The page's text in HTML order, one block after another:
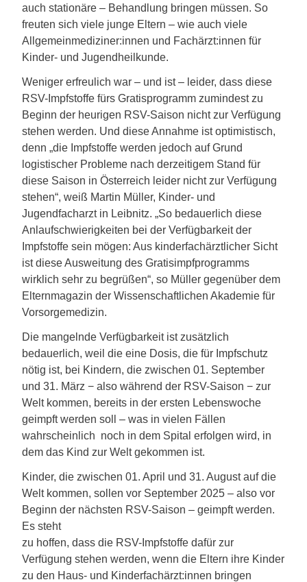
auch stationäre – Behandlung bringen müssen. So
freuten sich viele junge Eltern – wie auch viele
Allgemeinmediziner:innen und Fachärzt:innen für
Kinder- und Jugendheilkunde.
Weniger erfreulich war – und ist – leider, dass diese
RSV-Impfstoffe fürs Gratisprogramm zumindest zu
Beginn der heurigen RSV-Saison nicht zur Verfügung
stehen werden. Und diese Annahme ist optimistisch,
denn „die Impfstoffe werden jedoch auf Grund
logistischer Probleme nach derzeitigem Stand für
diese Saison in Österreich leider nicht zur Verfügung
stehen“, weiß Martin Müller, Kinder- und
Jugendfacharzt in Leibnitz. „So bedauerlich diese
Anlaufschwierigkeiten bei der Verfügbarkeit der
Impfstoffe sein mögen: Aus kinderfachärztlicher Sicht
ist diese Ausweitung des Gratisimpfprogramms
wirklich sehr zu begrüßen“, so Müller gegenüber dem
Elternmagazin der Wissenschaftlichen Akademie für
Vorsorgemedizin.
Die mangelnde Verfügbarkeit ist zusätzlich
bedauerlich, weil die eine Dosis, die für Impfschutz
nötig ist, bei Kindern, die zwischen 01. September
und 31. März − also während der RSV-Saison − zur
Welt kommen, bereits in der ers­ten Lebenswoche
geimpft werden soll – was in vielen Fällen
wahrscheinlich noch in dem Spital erfolgen wird, in
dem das Kind zur Welt gekommen ist.
Kinder, die zwischen 01. April und 31. August auf die
Welt kommen, sollen vor September 2025 – also vor
Beginn der nächsten RSV-Saison – geimpft werden.
Es steht
zu hoffen, dass die RSV-Impfstoffe dafür zur
Verfügung stehen werden, wenn die Eltern ihre Kinder
zu den Haus- und Kinderfachärzt:innen bringen